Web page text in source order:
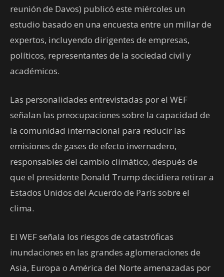
reunión de Davos) publicó este miércoles un
estudio basado en una encuesta entre un millar de
expertos, incluyendo dirigentes de empresas,
políticos, representantes de la sociedad civil y
académicos.
Las personalidades entrevistadas por el WEF
señalan las preocupaciones sobre la capacidad de
la comunidad internacional para reducir las
emisiones de gases de efecto invernadero,
responsables del cambio climático, después de
que el presidente Donald Trump decidiera retirar a
Estados Unidos del Acuerdo de París sobre el
clima.
El WEF señala los riesgos de catastróficas
inundaciones en las grandes aglomeraciones de
Asia, Europa o América del Norte amenazadas por